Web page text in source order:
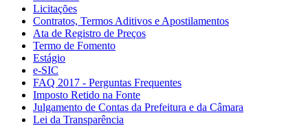
Licitações
Contratos, Termos Aditivos e Apostilamentos
Ata de Registro de Preços
Termo de Fomento
Estágio
e-SIC
FAQ 2017 - Perguntas Frequentes
Imposto Retido na Fonte
Julgamento de Contas da Prefeitura e da Câmara
Lei da Transparência